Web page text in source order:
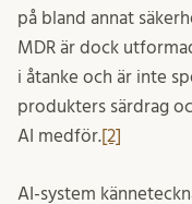
på bland annat
MDR är dock
i åtanke och är inte
produkters särdrag
AI medför.[2]
AI-system